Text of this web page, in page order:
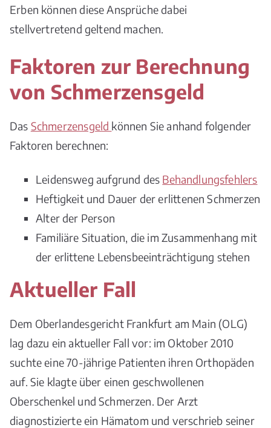
Erben können diese Ansprüche dabei
stellvertretend geltend machen.
Faktoren zur Berechnung
von Schmerzensgeld
Das Schmerzensgeld können Sie anhand folgender
Faktoren berechnen:
Leidensweg aufgrund des Behandlungsfehlers
Heftigkeit und Dauer der erlittenen Schmerzen
Alter der Person
Familiäre Situation, die im Zusammenhang mit
der erlittene Lebensbeeinträchtigung stehen
Aktueller Fall
Dem Oberlandesgericht Frankfurt am Main (OLG)
lag dazu ein aktueller Fall vor: im Oktober 2010
suchte eine 70-jährige Patienten ihren Orthopäden
auf. Sie klagte über einen geschwollenen
Oberschenkel und Schmerzen. Der Arzt
diagnostizierte ein Hämatom und verschrieb seiner